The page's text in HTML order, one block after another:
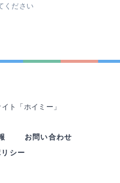
ください
ト「ホイミー」
お問い合わせ
シー